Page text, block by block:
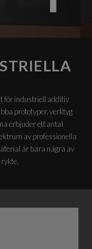
för industriell additiv
prototyper, verktyg
erbjuder ett antal
av professionella
är bara några av